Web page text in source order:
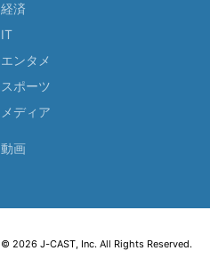
経済
IT
エンタメ
スポーツ
メディア
動画
© 2026 J-CAST, Inc. All Rights Reserved.